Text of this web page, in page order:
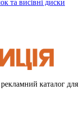
та висівні диски
каталог для